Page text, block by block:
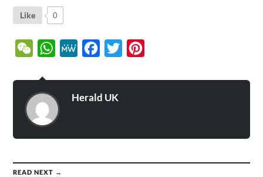
Like 0
WeChatWhatsApp
MeWe Facebook
Twitter
Herald UK
READ NEXT →